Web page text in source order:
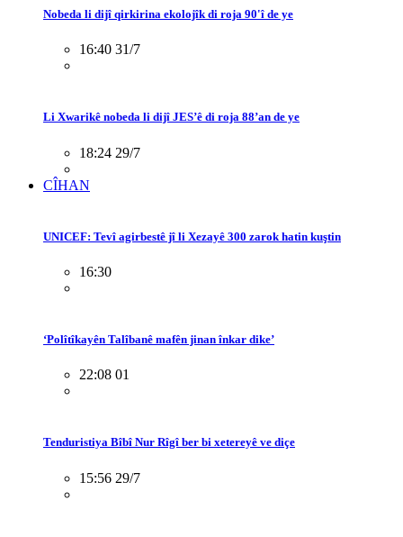
Nobeda li dijî qirkirina ekolojîk di roja 90'î de ye
16:40 31/7
Li Xwarikê nobeda li dijî JES’ê di roja 88’an de ye
18:24 29/7
CÎHAN
UNICEF: Tevî agirbestê jî li Xezayê 300 zarok hatin kuştin
16:30
‘Polîtîkayên Talîbanê mafên jinan înkar dike’
22:08 01
Tenduristiya Bîbî Nur Rîgî ber bi xetereyê ve diçe
15:56 29/7